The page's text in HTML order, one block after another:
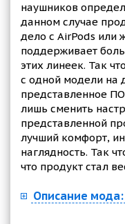
наушников
данном случае
дело с AirPods или
поддерживает
этих линеек. Так
с одной модели на
представленное ПО
лишь сменить
представленной
лучший комфорт,
наглядность. Так
что продукт стал
Описание мода: